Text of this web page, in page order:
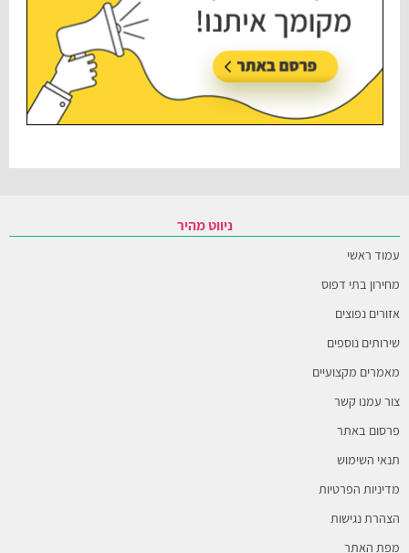
ניווט מהיר
עמוד ראשי
מחירון בתי דפוס
אזורים נפוצים
שירותים נוספים
מאמרים מקצועיים
צור עמנו קשר
פרסום באתר
תנאי השימוש
מדיניות הפרטיות
הצהרת נגישות
מפת האתר